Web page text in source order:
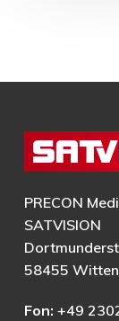
PRECON
SATVISION
58455 Witten
Fon: +49